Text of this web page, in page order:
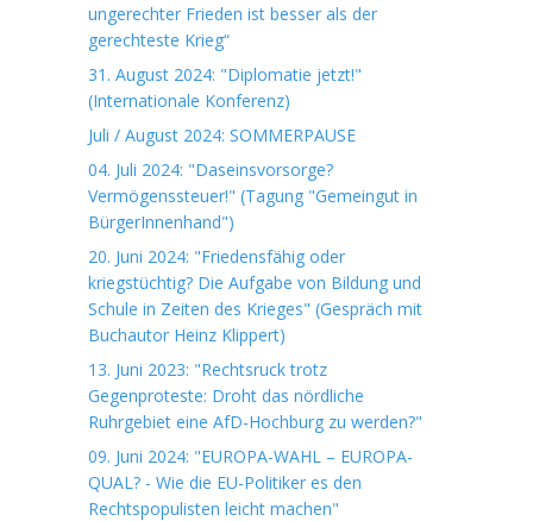
ungerechter Frieden ist besser als der
gerechteste Krieg“
31. August 2024: "Diplomatie jetzt!"
(Internationale Konferenz)
Juli / August 2024: SOMMERPAUSE
04. Juli 2024: "Daseinsvorsorge?
Vermögenssteuer!" (Tagung "Gemeingut in
BürgerInnenhand")
20. Juni 2024: "Friedensfähig oder
kriegstüchtig? Die Aufgabe von Bildung und
Schule in Zeiten des Krieges" (Gespräch mit
Buchautor Heinz Klippert)
13. Juni 2023: "Rechtsruck trotz
Gegenproteste: Droht das nördliche
Ruhrgebiet eine AfD-Hochburg zu werden?"
09. Juni 2024: "EUROPA-WAHL – EUROPA-
QUAL? - Wie die EU-Politiker es den
Rechtspopulisten leicht machen"